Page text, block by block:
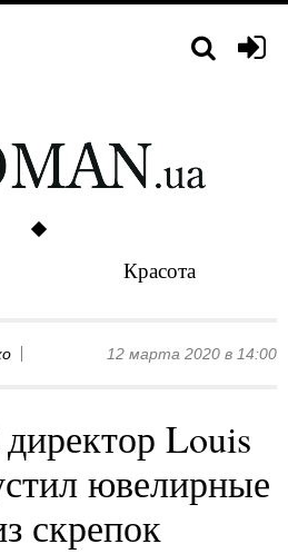
Красота
12 марта 2020 в 14:00
Louis
ювелирные
скрепок